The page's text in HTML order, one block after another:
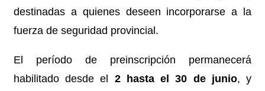
destinadas a quienes deseen incorporarse a la
fuerza de seguridad provincial.
El período de preinscripción permanecerá
habilitado desde el 2 hasta el 30 de junio, y